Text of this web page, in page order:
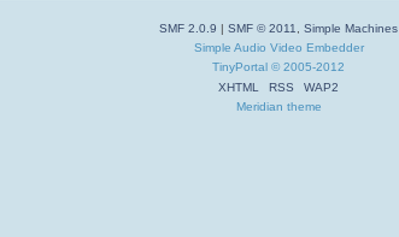
SMF 2.0.9 |SMF © 2011,Simple Machines
Simple Audio Video Embedder
TinyPortal © 2005-2012
XHTML
RSS
WAP2
Meridian theme